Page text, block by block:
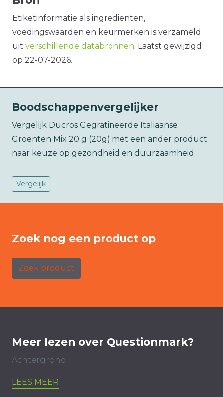
Etiketinformatie als ingrediënten,
voedingswaarden en keurmerken is verzameld
uit verschillende databronnen. Laatst gewijzigd
op 22-07-2026.
Boodschappenvergelijker
Vergelijk Ducros Gegratineerde Italiaanse
Groenten Mix 20 g (20g) met een ander product
naar keuze op gezondheid en duurzaamheid.
Vergelijk
Zoek nog een product op
Zoek product
Meer lezen over Questionmark?
Achtergrond
LEES MEER